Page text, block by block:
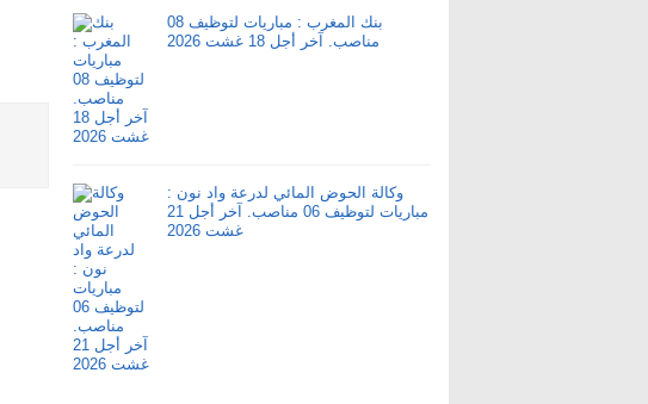
بنك المغرب : مباريات لتوظيف 08
مناصب. آخر أجل 18 غشت 2026
وكالة الحوض المائي لدرعة واد نون :
مباريات لتوظيف 06 مناصب. آخر أجل 21
غشت 2026